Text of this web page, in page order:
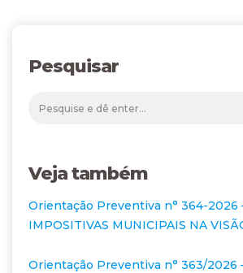
Pesquisar
Veja também
Orientação Preventiva n° 364-2026
IMPOSITIVAS MUNICIPAIS NA
Orientação Preventiva n° 363/2026